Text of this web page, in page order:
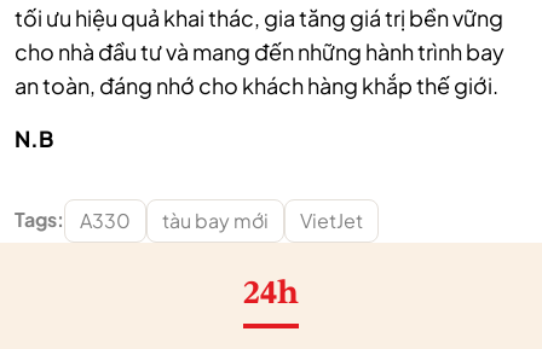
tối ưu hiệu quả khai thác, gia tăng giá trị bền vững
cho nhà đầu tư và mang đến những hành trình bay
an toàn, đáng nhớ cho khách hàng khắp thế giới.
N.B
Tags: A330 tàu bay mới VietJet
24h